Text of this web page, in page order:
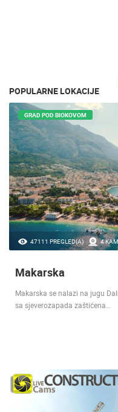
POPULARNE LOKACIJE
47111 PREGLED(A) 4
GRAD POD BIOKOVOM
Makarska
Makarska se nalazi na jugu
sa sjeverozapada zaštićena…